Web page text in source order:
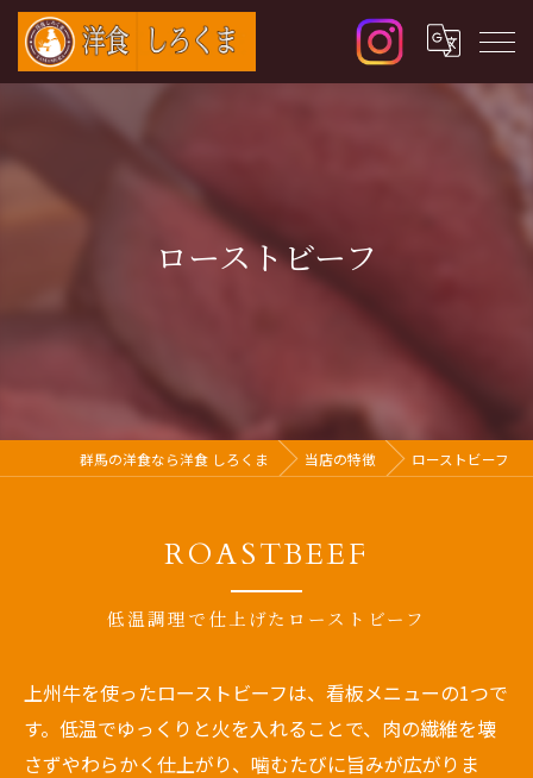
ローストビーフ
群馬の洋食なら洋食 しろくま 当店の特徴 ローストビーフ
低温調理で仕上げたローストビーフ
ROASTBEEF
上州牛を使ったローストビーフは、看板メニューの1つで
す。低温でゆっくりと火を入れることで、肉の繊維を壊
さずやわらかく仕上がり、噛むたびに旨みが広がりま